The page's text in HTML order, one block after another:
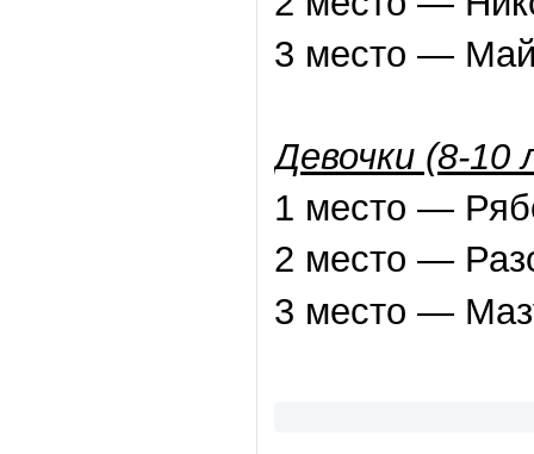
3 место —
Девочки (8-
1 место —
2 место —
3 место —